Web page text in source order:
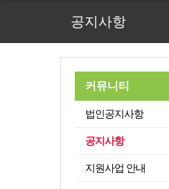
공지사항
커뮤니티
법인공지사항
공지사항
지원사업 안내